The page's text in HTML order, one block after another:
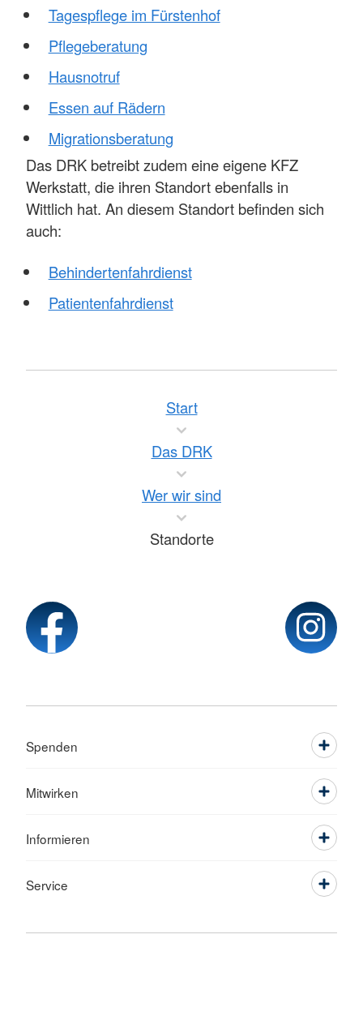
Tagespflege im Fürstenhof
Pflegeberatung
Hausnotruf
Essen auf Rädern
Migrationsberatung
Das DRK betreibt zudem eine eigene KFZ
Werkstatt, die ihren Standort ebenfalls in
Wittlich hat. An diesem Standort befinden sich
auch:
Behindertenfahrdienst
Patientenfahrdienst
Start
Das DRK
Wer wir sind
Standorte
Spenden
Mitwirken
Informieren
Service